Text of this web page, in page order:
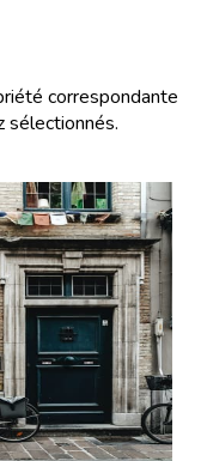
correspondante
sélectionnés.